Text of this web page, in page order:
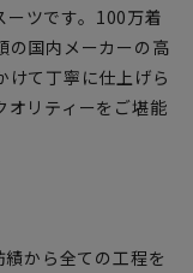
ーツです。100万着
の国内メーカーの高
けて丁寧に仕上げら
オリティーをご堪能
から全ての工程を